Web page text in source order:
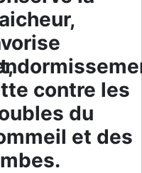
contre les
du
et des